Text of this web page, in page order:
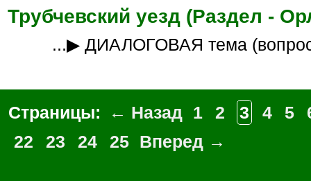
Трубчевский уезд (Раздел -
...▶ ДИАЛОГОВАЯ тема
Страницы: ← Назад 1 2 3 4 5
22
23 24 25 Вперед →